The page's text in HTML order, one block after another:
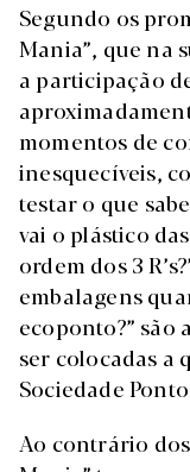
Segundo os
Mania”, que na
a participação
momentos de
inesquecíveis,
testar o que
vai o plástico
ordem dos 3
embalagens
ecoponto?” são
ser colocadas a
Sociedade Ponto
Ao contrário